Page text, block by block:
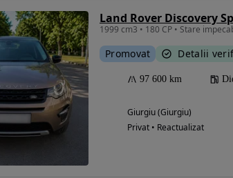
Land Rover Discovery
1999 cm3 • 180 CP • Stare
Promovat Detalii
97 600 km
Giurgiu (Giurgiu)
Privat • Reactualizat